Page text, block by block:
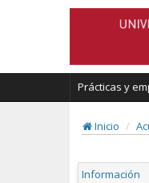
Prácticas y
Inicio
Información